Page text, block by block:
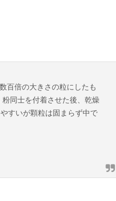
百倍の大きさの粒にしたも
同士を付着させた後、乾燥
すいが顆粒は固まらず中で